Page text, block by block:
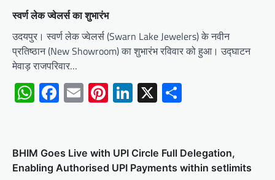
स्वर्ण लेक ज्वेलर्स का शुभारंभ
उदयपुर। स्वर्ण लेक ज्वेलर्स (Swarn Lake Jewelers) के नवीन
प्रतिष्ठान (New Showroom) का शुभारंभ रविवार को हुआ। उद्घाटन
मेवाड़ राजपरिवार…
WhatsApp
Facebook
EmailPinterest
LinkedIn
X
BHIM Goes Live with UPI Circle Full Delegation,
Enabling Authorised UPI Payments within setlimits